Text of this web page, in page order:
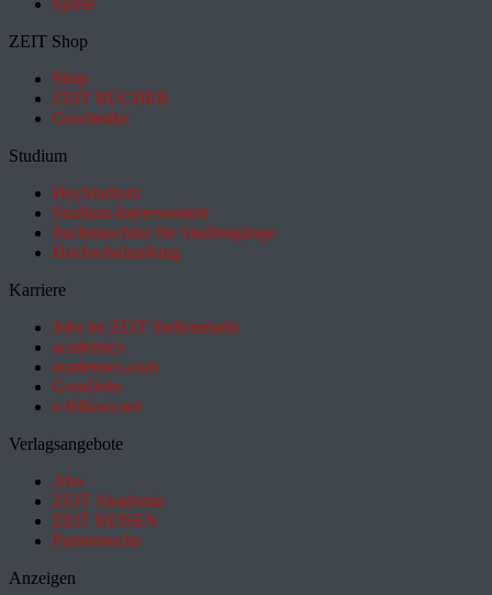
Spiele
ZEIT Shop
Shop
ZEIT BÜCHER
Geschenke
Studium
HeyStudium
Studium-Interessentest
Suchmaschine für Studiengänge
Hochschulranking
Karriere
Jobs im ZEIT Stellenmarkt
academics
academics.com
GoodJobs
e-fellows.net
Verlagsangebote
Abo
ZEIT Akademie
ZEIT REISEN
Partnersuche
Anzeigen